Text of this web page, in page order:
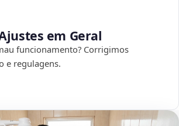
em Geral
funcionamento? Corrigimos
e regulagens.